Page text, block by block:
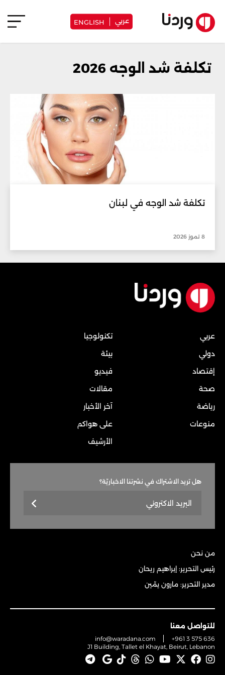
عربي ENGLISH
تكلفة شد الوجه 2026
تكلفة شد الوجه في لبنان
8 تموز 2026
عربي
دولي
إقتصاد
صحة
رياضة
منوعات
تكنولوجيا
بيئة
فيديو
مقالات
آخر الأخبار
على هواكم
الأرشيف
هل تريد الاشتراك في نشرتنا الاخباريّة؟
من نحن
رئيس التحرير: إبراهيم ريحان
مدير التحرير: مارون يمّين
للتواصل معنا
info@waradana.com
+961 3 575 636
J1 Building, Tallet el Khayat, Beirut, Lebanon